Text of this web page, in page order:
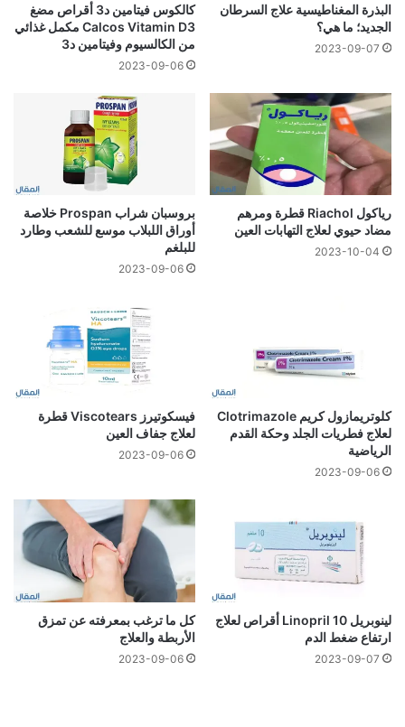
البذرة المغناطيسية علاج السرطان
الجديد؛ ما هي؟
2023-09-07
كالكوس فيتامين د3 أقراص مضغ
Calcos Vitamin D3 مكمل غذائي
من الكالسيوم وفيتامين د3
2023-09-06
رياكول Riachol قطرة ومرهم
مضاد حيوي لعلاج التهابات العين
2023-10-04
بروسبان شراب Prospan خلاصة
أوراق اللبلاب موسع للشعب وطارد
للبلغم
2023-09-06
كلوتريمازول كريم Clotrimazole
لعلاج فطريات الجلد وحكة القدم
الرياضية
2023-09-06
فيسكوتيرز Viscotears قطرة
لعلاج جفاف العين
2023-09-06
لينوبريل 10 Linopril أقراص لعلاج
ارتفاع ضغط الدم
2023-09-07
كل ما ترغب بمعرفته عن تمزق
الأربطة والعلاج
2023-09-06